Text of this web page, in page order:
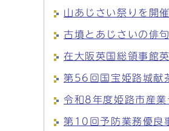
山あじさい祭りを開
古墳とあじさいの俳
在大阪英国総領事館
第56回国宝姫路城献
令和8年度姫路市産
第10回予防業務優良